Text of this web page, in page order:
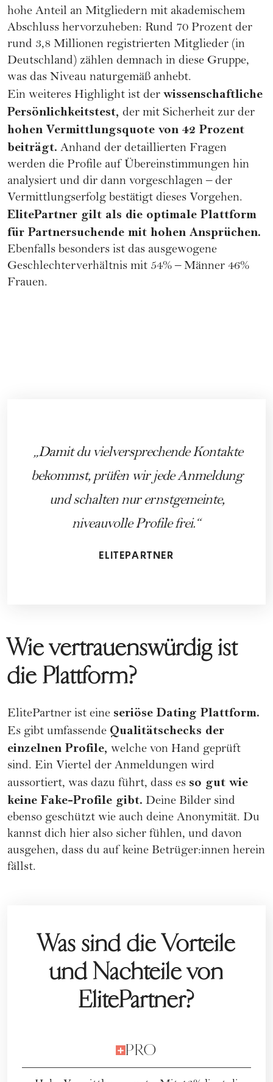
hohe Anteil an Mitgliedern mit akademischem
Abschluss hervorzuheben: Rund 70 Prozent der
rund 3,8 Millionen registrierten Mitglieder (in
Deutschland) zählen demnach in diese Gruppe,
was das Niveau naturgemäß anhebt.
Ein weiteres Highlight ist der wissenschaftliche
Persönlichkeitstest, der mit Sicherheit zur der
hohen Vermittlungsquote von 42 Prozent
beiträgt. Anhand der detaillierten Fragen
werden die Profile auf Übereinstimmungen hin
analysiert und dir dann vorgeschlagen – der
Vermittlungserfolg bestätigt dieses Vorgehen.
ElitePartner gilt als die optimale Plattform
für Partnersuchende mit hohen Ansprüchen.
Ebenfalls besonders ist das ausgewogene
Geschlechterverhältnis mit 54% – Männer 46%
Frauen.
Damit du vielversprechende Kontakte
bekommst, prüfen wir jede Anmeldung
und schalten nur ernstgemeinte,
niveauvolle Profile frei.
ELITEPARTNER
Wie vertrauenswürdig ist
die Plattform?
ElitePartner ist eine seriöse Dating Plattform.
Es gibt umfassende Qualitätschecks der
einzelnen Profile, welche von Hand geprüft
sind. Ein Viertel der Anmeldungen wird
aussortiert, was dazu führt, dass es so gut wie
keine Fake-Profile gibt. Deine Bilder sind
ebenso geschützt wie auch deine Anonymität. Du
kannst dich hier also sicher fühlen, und davon
ausgehen, dass du auf keine Betrüger:innen herein
fällst.
Was sind die Vorteile
und Nachteile von
ElitePartner?
PRO